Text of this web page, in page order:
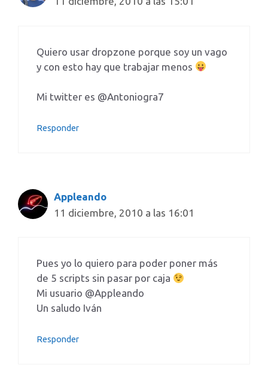
Quiero usar dropzone porque soy un vago
y con esto hay que trabajar menos
Mi twitter es @Antoniogra7
Responder
Appleando
11 diciembre, 2010 a las 16:01
Pues yo lo quiero para poder poner más
de 5 scripts sin pasar por caja
Mi usuario @Appleando
Un saludo Iván
Responder